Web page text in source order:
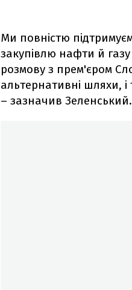
Ми повністю
закупівлю нафти й
розмову з прем'єром
альтернативні шляхи, і
– зазначив Зеленський.